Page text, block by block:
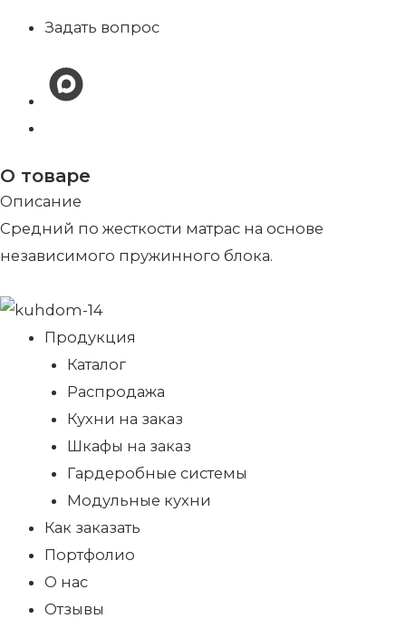
Задать вопрос
О товаре
Описание
Средний по жесткости матрас на основе
независимого пружинного блока.
Продукция
Каталог
Распродажа
Кухни на заказ
Шкафы на заказ
Гардеробные системы
Модульные кухни
Как заказать
Портфолио
О нас
Отзывы